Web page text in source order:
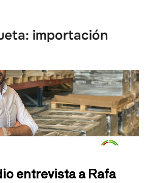
importación
entrevista a Rafa